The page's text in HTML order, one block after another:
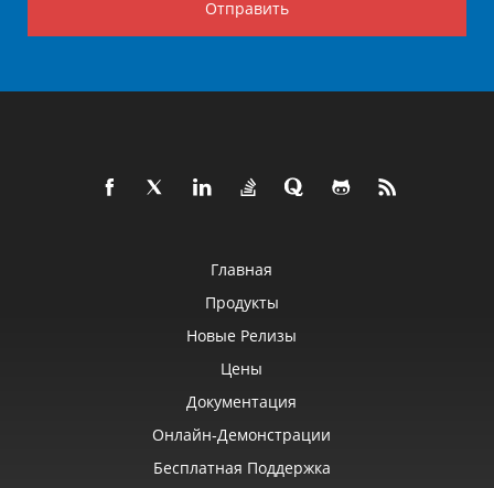
Отправить
Главная
Продукты
Новые Релизы
Цены
Документация
Онлайн‑демонстрации
Бесплатная Поддержка